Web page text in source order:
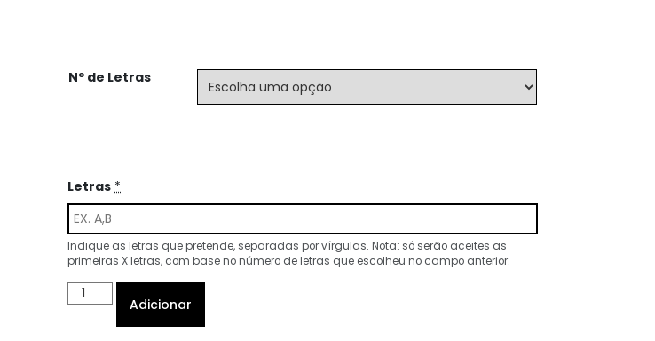
Nº de Letras
Letras *
Indique as letras que pretende, separadas por vírgulas. Nota: só serão aceites as
primeiras X letras, com base no número de letras que escolheu no campo anterior.
Adicionar